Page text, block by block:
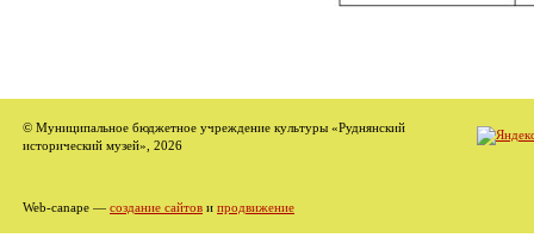
© Муниципальное бюджетное учреждение культуры «Руднянский
исторический музей», 2026
Web-canape — создание сайтов и продвижение